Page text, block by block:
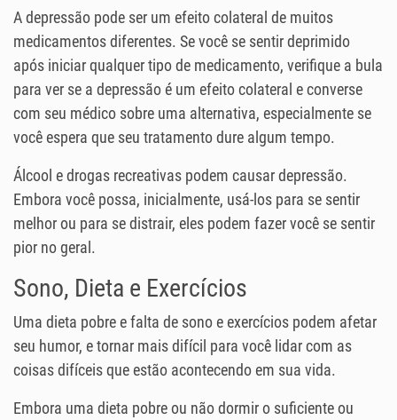
A depressão pode ser um efeito colateral de muitos
medicamentos diferentes. Se você se sentir deprimido
após iniciar qualquer tipo de medicamento, verifique a bula
para ver se a depressão é um efeito colateral e converse
com seu médico sobre uma alternativa, especialmente se
você espera que seu tratamento dure algum tempo.
Álcool e drogas recreativas podem causar depressão.
Embora você possa, inicialmente, usá-los para se sentir
melhor ou para se distrair, eles podem fazer você se sentir
pior no geral.
Sono, Dieta e Exercícios
Uma dieta pobre e falta de sono e exercícios podem afetar
seu humor, e tornar mais difícil para você lidar com as
coisas difíceis que estão acontecendo em sua vida.
Embora uma dieta pobre ou não dormir o suficiente ou